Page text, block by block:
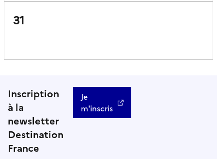
31
Inscription
à la
newsletter
Destination
France
Je
m'inscris